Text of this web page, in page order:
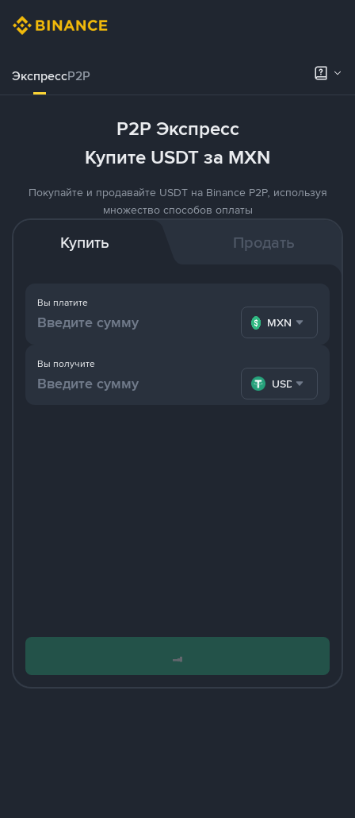
ЭкспрессP2P
P2P Экспресс
Купите USDT за MXN
Покупайте и продавайте USDT на Binance P2P, используя
множество способов оплаты
Купить Продать
Вы платите
MXN
Вы получите
USDT